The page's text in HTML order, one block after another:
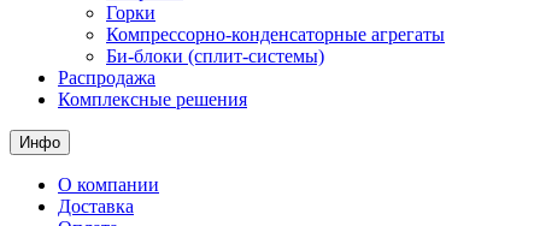
Горки
Компрессорно-конденсаторные агрегаты
Би-блоки (сплит-системы)
Распродажа
Комплексные решения
Инфо
О компании
Доставка